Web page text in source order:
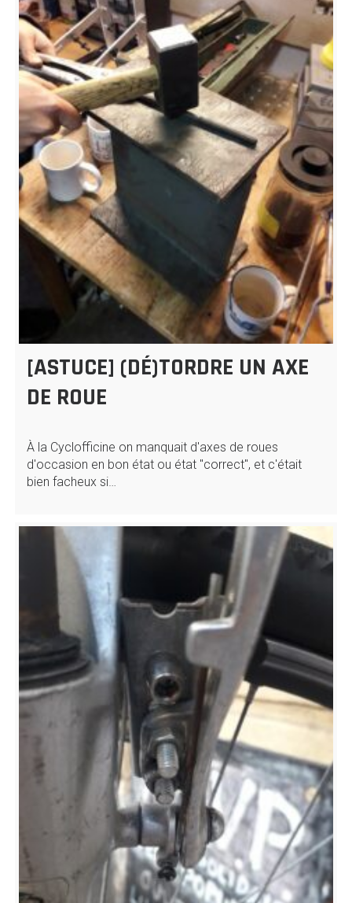
[ASTUCE] (DÉ)TORDRE UN AXE
DE ROUE
À la Cyclofficine on manquait d'axes de roues
d'occasion en bon état ou état "correct", et c'était
bien facheux si…